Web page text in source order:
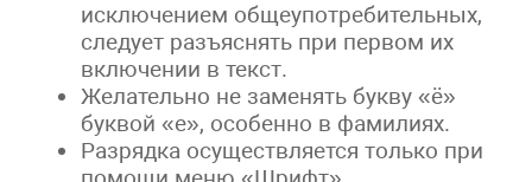
исключением общеупотребительных,
следует разъяснять при первом их
включении в текст.
Желательно не заменять букву «ё»
буквой «е», особенно в фамилиях.
Разрядка осуществляется только при